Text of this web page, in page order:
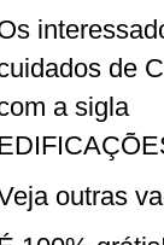
de
a sigla
outras